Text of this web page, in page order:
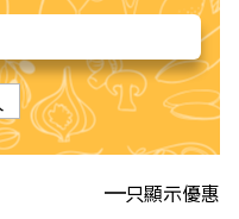
只顯示優惠